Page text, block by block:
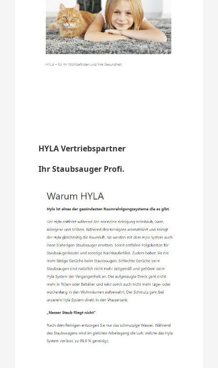
HYLA Vertriebspartner
Ihr Staubsauger Profi.